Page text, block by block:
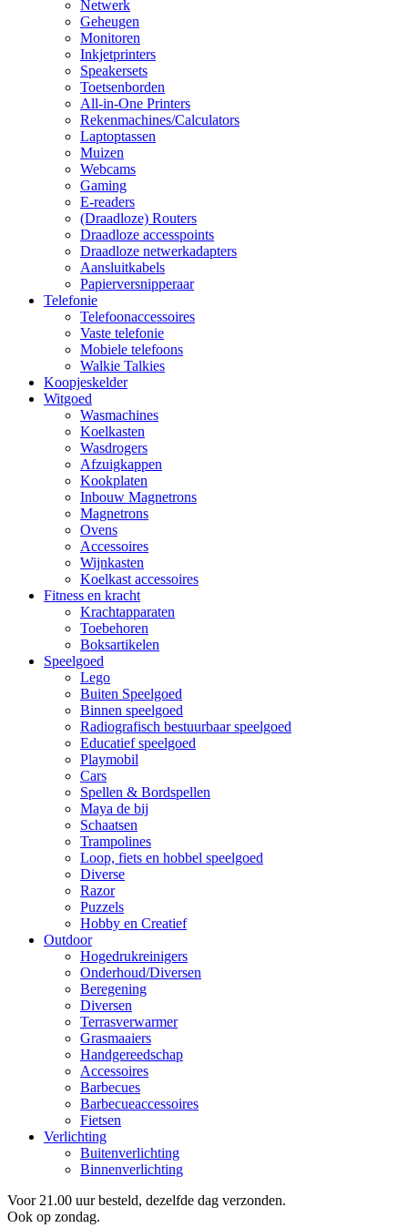
Netwerk
Geheugen
Monitoren
Inkjetprinters
Speakersets
Toetsenborden
All-in-One Printers
Rekenmachines/Calculators
Laptoptassen
Muizen
Webcams
Gaming
E-readers
(Draadloze) Routers
Draadloze accesspoints
Draadloze netwerkadapters
Aansluitkabels
Papierversnipperaar
Telefonie
Telefoonaccessoires
Vaste telefonie
Mobiele telefoons
Walkie Talkies
Koopjeskelder
Witgoed
Wasmachines
Koelkasten
Wasdrogers
Afzuigkappen
Kookplaten
Inbouw Magnetrons
Magnetrons
Ovens
Accessoires
Wijnkasten
Koelkast accessoires
Fitness en kracht
Krachtapparaten
Toebehoren
Boksartikelen
Speelgoed
Lego
Buiten Speelgoed
Binnen speelgoed
Radiografisch bestuurbaar speelgoed
Educatief speelgoed
Playmobil
Cars
Spellen & Bordspellen
Maya de bij
Schaatsen
Trampolines
Loop, fiets en hobbel speelgoed
Diverse
Razor
Puzzels
Hobby en Creatief
Outdoor
Hogedrukreinigers
Onderhoud/Diversen
Beregening
Diversen
Terrasverwarmer
Grasmaaiers
Handgereedschap
Accessoires
Barbecues
Barbecueaccessoires
Fietsen
Verlichting
Buitenverlichting
Binnenverlichting
Voor 21.00 uur besteld, dezelfde dag verzonden.
Ook op zondag.